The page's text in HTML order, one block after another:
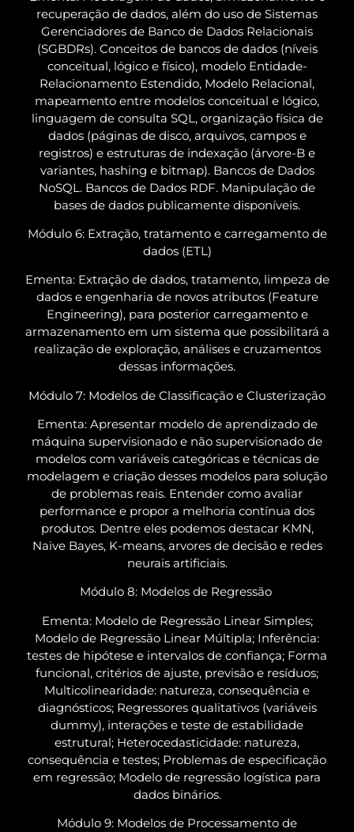
recuperação de dados, além do uso de Sistemas
Gerenciadores de Banco de Dados Relacionais
(SGBDRs). Conceitos de bancos de dados (níveis
conceitual, lógico e físico), modelo Entidade-
Relacionamento Estendido, Modelo Relacional,
mapeamento entre modelos conceitual e lógico,
linguagem de consulta SQL, organização física de
dados (páginas de disco, arquivos, campos e
registros) e estruturas de indexação (árvore-B e
variantes, hashing e bitmap). Bancos de Dados
NoSQL. Bancos de Dados RDF. Manipulação de
bases de dados publicamente disponíveis.
Módulo 6: Extração, tratamento e carregamento de
dados (ETL)
Ementa: Extração de dados, tratamento, limpeza de
dados e engenharia de novos atributos(Feature
Engineering), para posterior carregamento e
armazenamento em um sistema que possibilitará a
realização de exploração, análises e cruzamentos
dessas informações.
Módulo 7: Modelos de Classificação e Clusterização
Ementa: Apresentar modelo de aprendizado de
máquina supervisionado e não supervisionado de
modelos com variáveis categóricas e técnicas de
modelagem e criação desses modelos para solução
de problemas reais. Entender como avaliar
performance e propor a melhoria contínua dos
produtos. Dentre eles podemos destacar KMN,
Naive Bayes, K-means, arvores de decisão e redes
neurais artificiais.
Módulo 8: Modelos de Regressão
Ementa: Modelo de Regressão Linear Simples;
Modelo de Regressão Linear Múltipla; Inferência:
testes de hipótese e intervalos de confiança; Forma
funcional, critérios de ajuste, previsão e resíduos;
Multicolinearidade: natureza, consequência e
diagnósticos; Regressores qualitativos (variáveis
dummy), interações e teste de estabilidade
estrutural; Heterocedasticidade: natureza,
consequência e testes; Problemas de especificação
em regressão; Modelo de regressão logística para
dados binários.
Módulo 9: Modelos de Processamento de